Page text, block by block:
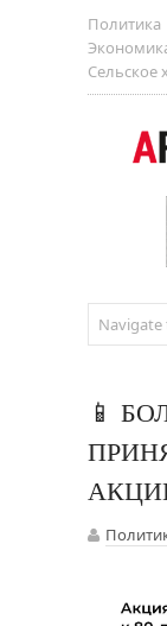
Политика
Сельское
📱